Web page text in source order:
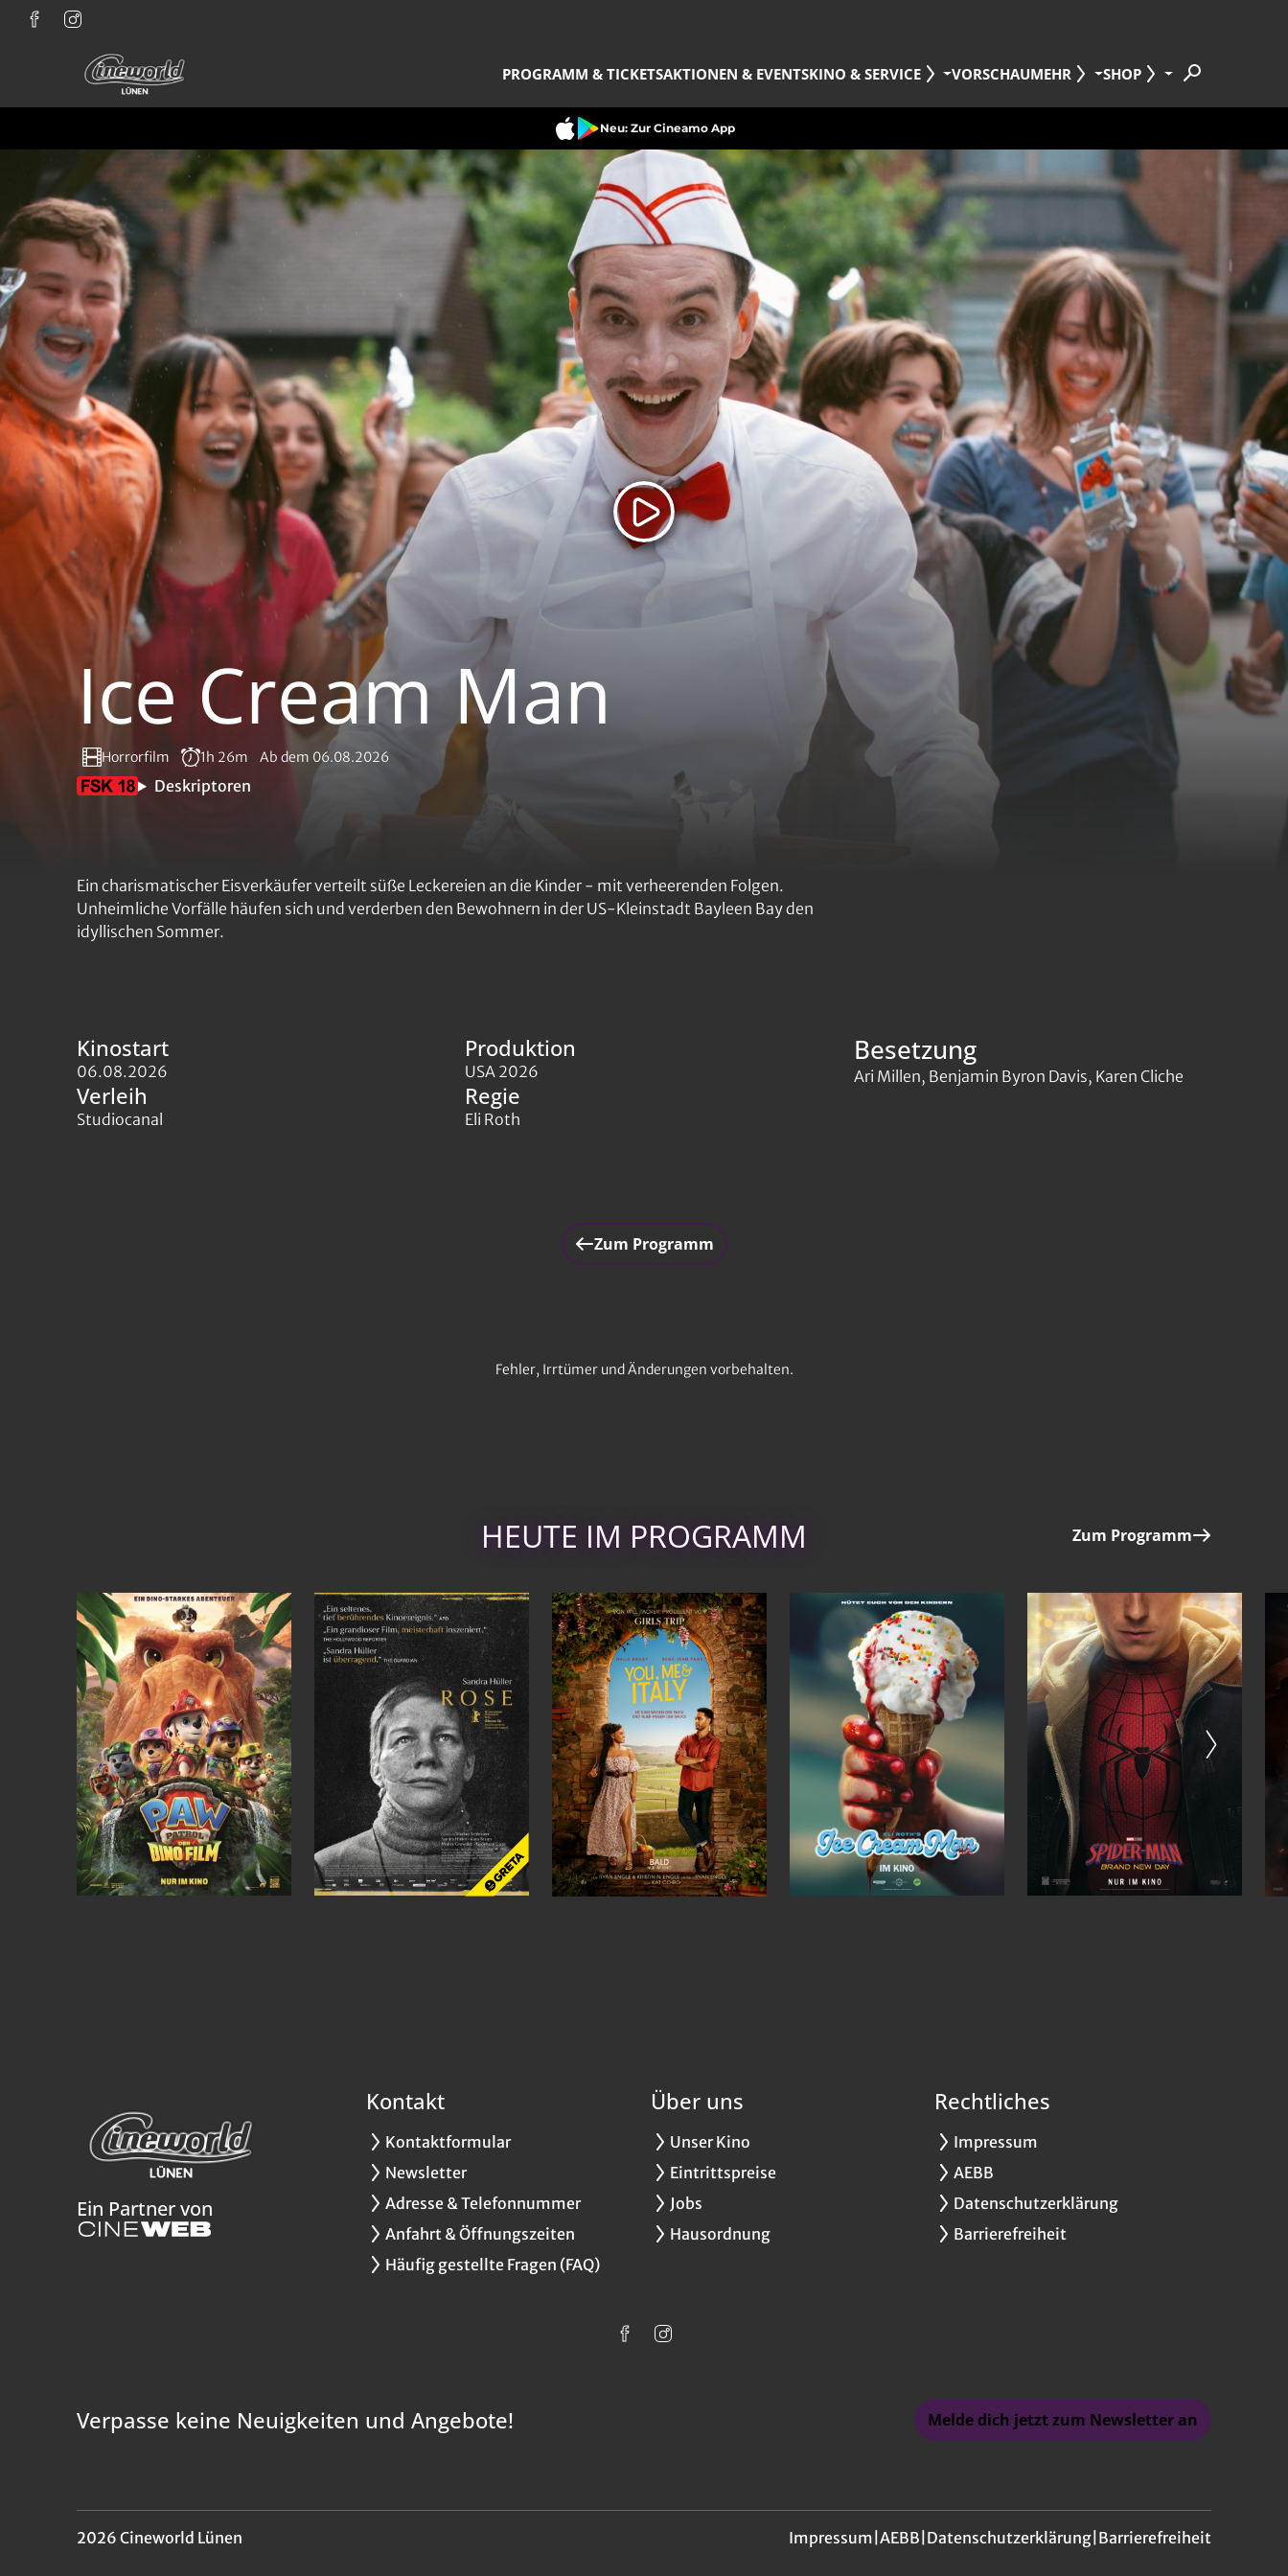
PROGRAMM & TICKETSAKTIONEN & EVENTSKINO & SERVICE VORSCHAUMEHR SHOP
Neu: Zur Cineamo App
Ice Cream Man
Horrorfilm 1h 26m Ab dem 06.08.2026
Deskriptoren
Ein charismatischer Eisverkäufer verteilt süße Leckereien an die Kinder - mit verheerenden Folgen.
Unheimliche Vorfälle häufen sich und verderben den Bewohnern in der US-Kleinstadt Bayleen Bay den
idyllischen Sommer.
Kinostart
06.08.2026
Produktion
USA 2026
Verleih
Studiocanal
Regie
Eli Roth
Besetzung
Ari Millen, Benjamin Byron Davis, Karen Cliche
Zum Programm
Fehler, Irrtümer und Änderungen vorbehalten.
HEUTE IM PROGRAMM Zum Programm
Ein Partner von
Kontakt
Kontaktformular
Newsletter
Adresse & Telefonnummer
Anfahrt & Öffnungszeiten
Häufig gestellte Fragen (FAQ)
Über uns
Unser Kino
Eintrittspreise
Jobs
Hausordnung
Rechtliches
Impressum
AEBB
Datenschutzerklärung
Barrierefreiheit
Verpasse keine Neuigkeiten und Angebote! Melde dich jetzt zum Newsletter an
2026 Cineworld Lünen Impressum AEBB Datenschutzerklärung Barrierefreiheit